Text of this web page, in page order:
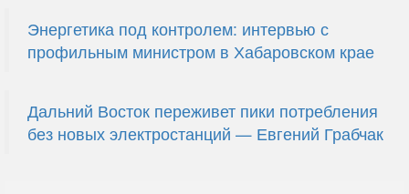
Энергетика под контролем: интервью с
профильным министром в Хабаровском крае
Дальний Восток переживет пики потребления
без новых электростанций — Евгений Грабчак